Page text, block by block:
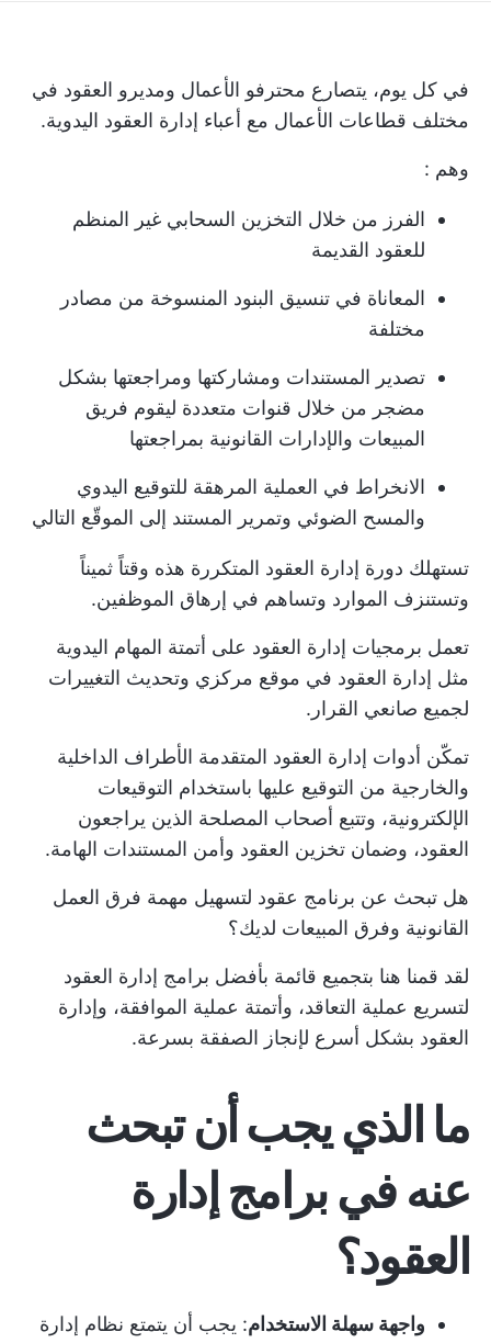
في كل يوم، يتصارع محترفو الأعمال ومديرو العقود في
مختلف قطاعات الأعمال مع أعباء إدارة العقود اليدوية.
وهم :
الفرز من خلال التخزين السحابي غير المنظم
للعقود القديمة
المعاناة في تنسيق البنود المنسوخة من مصادر
مختلفة
تصدير المستندات ومشاركتها ومراجعتها بشكل
مضجر من خلال قنوات متعددة ليقوم فريق
المبيعات والإدارات القانونية بمراجعتها
الانخراط في العملية المرهقة للتوقيع اليدوي
والمسح الضوئي وتمرير المستند إلى الموقّع التالي
تستهلك دورة إدارة العقود المتكررة هذه وقتاً ثميناً
وتستنزف الموارد وتساهم في إرهاق الموظفين.
تعمل برمجيات إدارة العقود على أتمتة المهام اليدوية
مثل إدارة العقود في موقع مركزي وتحديث التغييرات
لجميع صانعي القرار.
تمكّن أدوات إدارة العقود المتقدمة الأطراف الداخلية
والخارجية من التوقيع عليها باستخدام التوقيعات
الإلكترونية، وتتبع أصحاب المصلحة الذين يراجعون
العقود، وضمان تخزين العقود وأمن المستندات الهامة.
هل تبحث عن برنامج عقود لتسهيل مهمة فرق العمل
القانونية وفرق المبيعات لديك؟
لقد قمنا هنا بتجميع قائمة بأفضل برامج إدارة العقود
لتسريع عملية التعاقد، وأتمتة عملية الموافقة، وإدارة
العقود بشكل أسرع لإنجاز الصفقة بسرعة.
ما الذي يجب أن تبحث
عنه في برامج إدارة
العقود؟
واجهة سهلة الاستخدام: يجب أن يتمتع نظام إدارة